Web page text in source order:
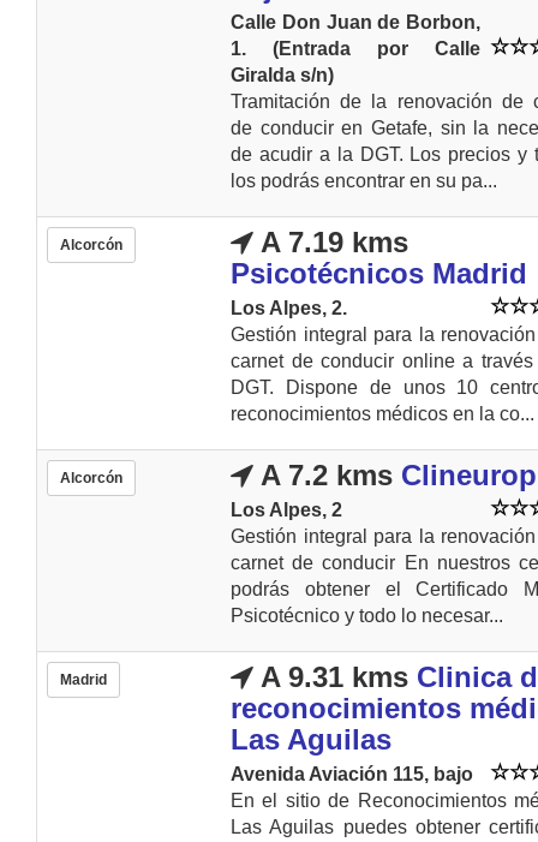
Calle Don Juan de Borbon,
1. (Entrada por Calle
Giralda s/n)
Tramitación de la renovación de
de conducir en Getafe, sin la
de acudir a la DGT. Los precios y
los podrás encontrar en su pa...
Alcorcón
A 7.19 kms
Psicotécnicos Madrid
Los Alpes, 2.
Gestión integral para la
carnet de conducir online a
DGT. Dispone de unos 10
reconocimientos médicos en la co...
Alcorcón A 7.2 kms Clineurop
Los Alpes, 2
Gestión integral para la
carnet de conducir En nuestros
podrás obtener el Certificado
Psicotécnico y todo lo necesar...
Madrid A 9.31 kms Clinica
reconocimientos
Las Aguilas
Avenida Aviación 115, bajo
En el sitio de Reconocimientos
Las Aguilas puedes obtener